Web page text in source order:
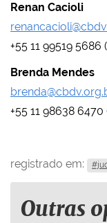
Renan Cacioli
+55 11 99519
Brenda Mendes
+55 11 98638
registrado em:
Outras